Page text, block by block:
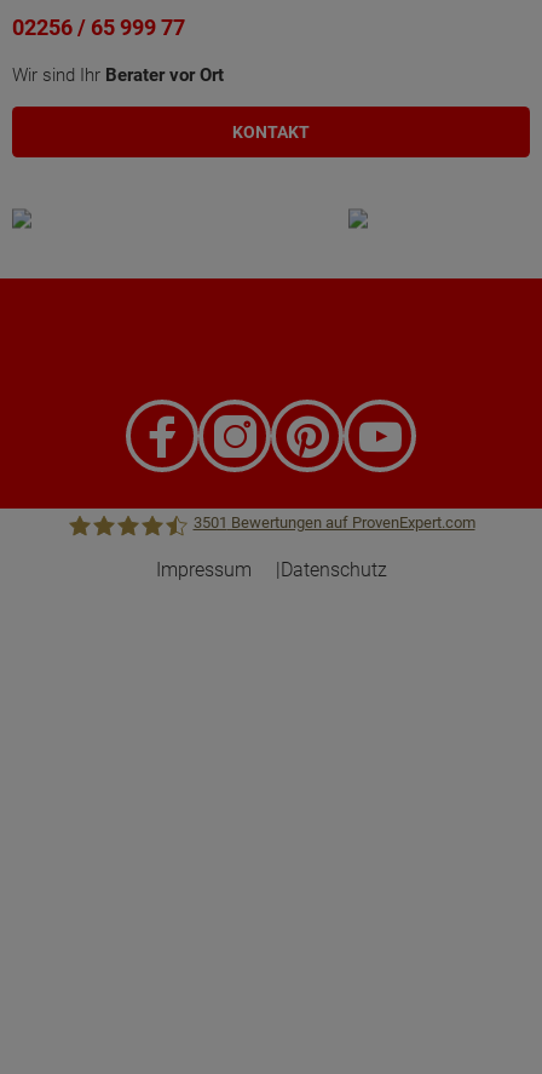
02256 / 65 999 77
Wir sind Ihr Berater vor Ort
KONTAKT
3501 Bewertungen auf ProvenExpert.com
Impressum Datenschutz